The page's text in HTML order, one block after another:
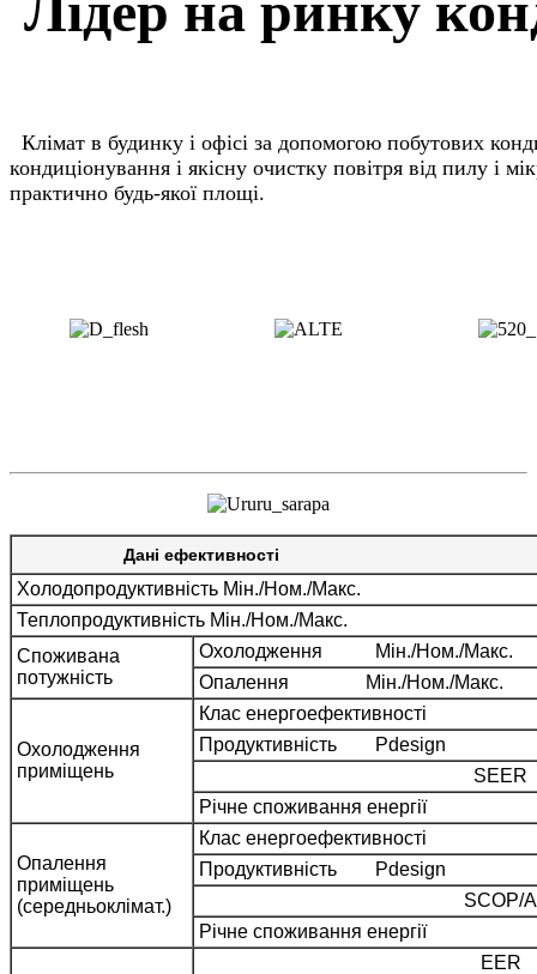
Клімат в будинку і офісі за допомогою побутових
кондиціонування і якісну очистку повітря від пилу і
практично будь-якої площі.
Дані ефективності
Холодопродуктивність Mін./Ном./Макс.
Теплопродуктивність Mін./Ном./Макс.
Споживана
потужність
Охолодження Mін./Ном./Макс.
Опалення Mін./Ном./Макс.
Охолодження
приміщень
Клас енергоефективності
Продуктивність Pdesign
SEER
Річне споживання енергії
Опалення
приміщень
(середньоклімат.)
Клас енергоефективності
Продуктивність Pdesign
SCOP/A
Річне споживання енергії
EER